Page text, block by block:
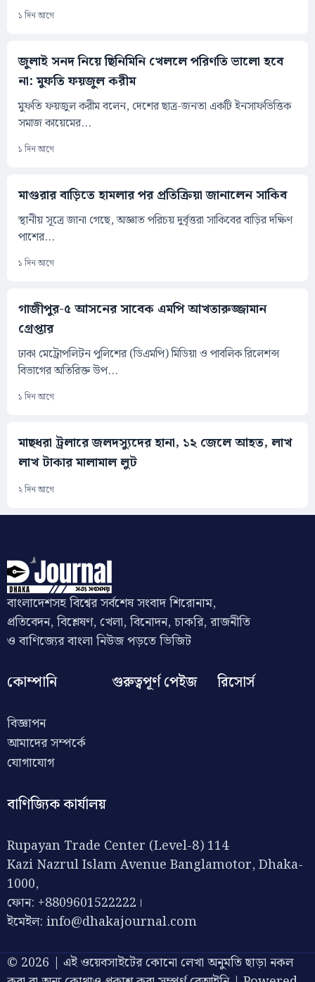
১ দিন আগে
জুলাই সনদ নিয়ে ছিনিমিনি খেললে পরিণতি ভালো হবে
না: মুফতি ফয়জুল করীম
মুফতি ফয়জুল করীম বলেন, দেশের ছাত্র-জনতা একটি ইনসাফভিত্তিক
সমাজ কায়েমের...
১ দিন আগে
মাগুরার বাড়িতে হামলার পর প্রতিক্রিয়া জানালেন সাকিব
স্থানীয় সূত্রে জানা গেছে, অজ্ঞাত পরিচয় দুর্বৃত্তরা সাকিবের বাড়ির দক্ষিণ
পাশের...
১ দিন আগে
গাজীপুর-৫ আসনের সাবেক এমপি আখতারুজ্জামান
গ্রেপ্তার
ঢাকা মেট্রোপলিটন পুলিশের (ডিএমপি) মিডিয়া ও পাবলিক রিলেশন্স
বিভাগের অতিরিক্ত উপ...
১ দিন আগে
মাছধরা ট্রলারে জলদস্যুদের হানা, ১২ জেলে আহত, লাখ
লাখ টাকার মালামাল লুট
২ দিন আগে
বাংলাদেশসহ বিশ্বের সর্বশেষ সংবাদ শিরোনাম,
প্রতিবেদন, বিশ্লেষণ, খেলা, বিনোদন, চাকরি, রাজনীতি
ও বাণিজ্যের বাংলা নিউজ পড়তে ভিজিট
কোম্পানি
বিজ্ঞাপন
আমাদের সম্পর্কে
যোগাযোগ
গুরুত্বপূর্ণ পেইজ রিসোর্স
বাণিজ্যিক কার্যালয়
Rupayan Trade Center (Level-8) 114
Kazi Nazrul Islam Avenue Banglamotor, Dhaka-
1000,
ফোন: +8809601522222।
ইমেইল: info@dhakajournal.com
© 2026 | এই ওয়েবসাইটের কোনো লেখা অনুমতি ছাড়া নকল